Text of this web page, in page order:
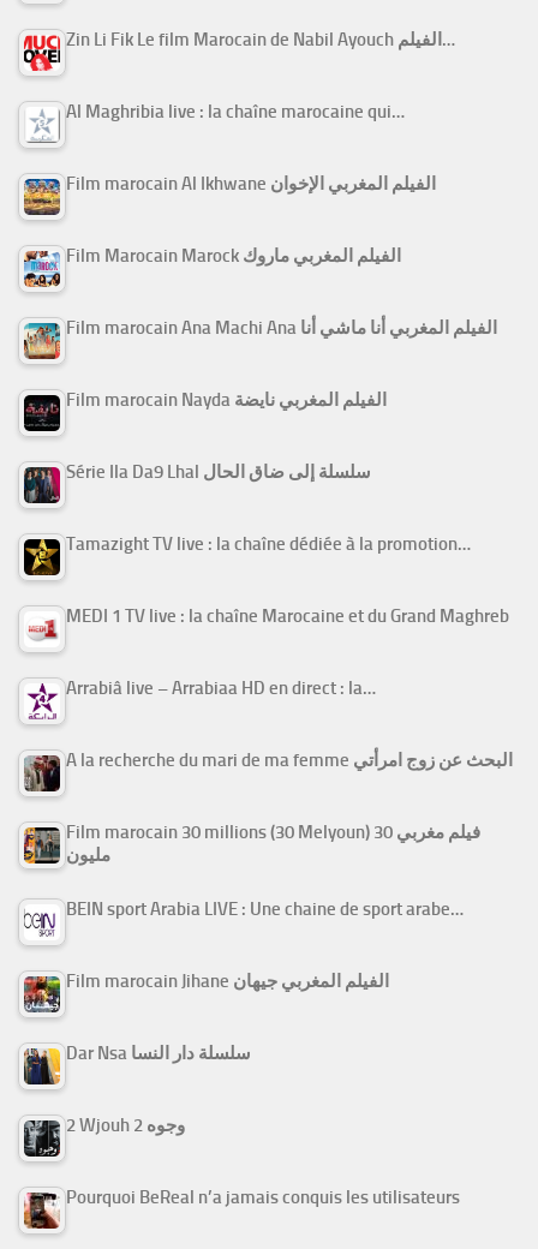
Zin Li Fik Le film Marocain de Nabil Ayouch الفيلم…
Al Maghribia live : la chaîne marocaine qui…
Film marocain Al Ikhwane الفيلم المغربي الإخوان
Film Marocain Marock الفيلم المغربي ماروك
Film marocain Ana Machi Ana الفيلم المغربي أنا ماشي أنا
Film marocain Nayda الفيلم المغربي نايضة
Série Ila Da9 Lhal سلسلة إلى ضاق الحال
Tamazight TV live : la chaîne dédiée à la promotion…
MEDI 1 TV live : la chaîne Marocaine et du Grand Maghreb
Arrabiâ live – Arrabiaa HD en direct : la…
A la recherche du mari de ma femme البحث عن زوج امرأتي
Film marocain 30 millions (30 Melyoun) فيلم مغربي 30
مليون
BEIN sport Arabia LIVE : Une chaine de sport arabe…
Film marocain Jihane الفيلم المغربي جيهان
Dar Nsa سلسلة دار النسا
2 Wjouh 2 وجوه
Pourquoi BeReal n’a jamais conquis les utilisateurs